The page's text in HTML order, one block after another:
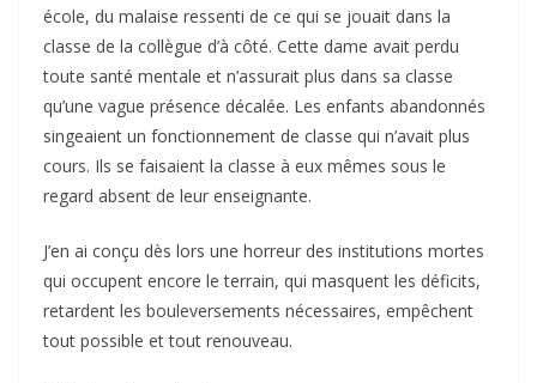
école, du malaise ressenti de ce qui se jouait dans la
classe de la collègue d’à côté. Cette dame avait perdu
toute santé mentale et n’assurait plus dans sa classe
qu’une vague présence décalée. Les enfants abandonnés
singeaient un fonctionnement de classe qui n’avait plus
cours. Ils se faisaient la classe à eux mêmes sous le
regard absent de leur enseignante.
J’en ai conçu dès lors une horreur des institutions mortes
qui occupent encore le terrain, qui masquent les déficits,
retardent les bouleversements nécessaires, empêchent
tout possible et tout renouveau.